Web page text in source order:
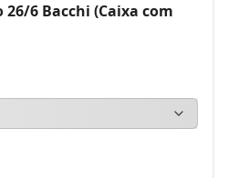
6 Bacchi (Caixa com